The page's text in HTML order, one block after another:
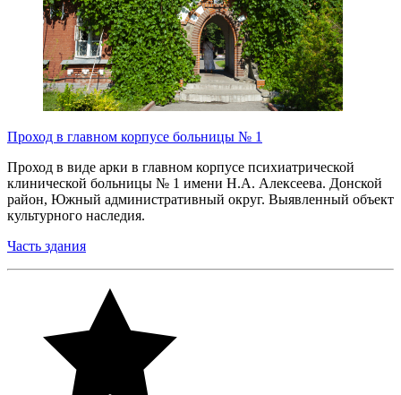
Проход в главном корпусе больницы № 1
Проход в виде арки в главном корпусе психиатрической
клинической больницы № 1 имени Н.А. Алексеева. Донской
район, Южный административный округ. Выявленный объект
культурного наследия.
Часть здания